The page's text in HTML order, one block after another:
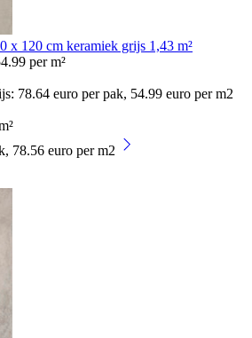
x 120 cm keramiek grijs 1,43 m²
per m²
78.64 euro per pak, 54.99 euro per m2
78.56 euro per m2